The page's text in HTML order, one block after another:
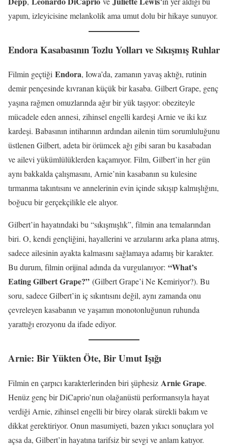
yapım, izleyicisine melankolik ama umut dolu bir hikaye sunuyor.
Endora Kasabasının Tozlu Yolları ve Sıkışmış Ruhlar
Filmin geçtiği Endora, Iowa’da, zamanın yavaş aktığı, rutinin
demir pençesinde kıvranan küçük bir kasaba. Gilbert Grape, genç
yaşına rağmen omuzlarında ağır bir yük taşıyor: obeziteyle
mücadele eden annesi, zihinsel engelli kardeşi Arnie ve iki kız
kardeşi. Babasının intiharının ardından ailenin tüm sorumluluğunu
üstlenen Gilbert, adeta bir örümcek ağı gibi saran bu kasabadan
ve ailevi yükümlülüklerden kaçamıyor. Film, Gilbert’in her gün
aynı bakkalda çalışmasını, Arnie’nin kasabanın su kulesine
tırmanma takıntısını ve annelerinin evin içinde sıkışıp kalmışlığını,
boğucu bir gerçekçilikle ele alıyor.
Gilbert’in hayatındaki bu “sıkışmışlık”, filmin ana temalarından
biri. O, kendi gençliğini, hayallerini ve arzularını arka plana atmış,
sadece ailesinin ayakta kalmasını sağlamaya adamış bir karakter.
Bu durum, filmin orijinal adında da vurgulanıyor: “What’s
Eating Gilbert Grape?” (Gilbert Grape’i Ne Kemiriyor?). Bu
soru, sadece Gilbert’in iç sıkıntısını değil, aynı zamanda onu
çevreleyen kasabanın ve yaşamın monotonluğunun ruhunda
yarattığı erozyonu da ifade ediyor.
Arnie: Bir Yükten Öte, Bir Umut Işığı
Filmin en çarpıcı karakterlerinden biri şüphesiz Arnie Grape.
Henüz genç bir DiCaprio’nun olağanüstü performansıyla hayat
verdiği Arnie, zihinsel engelli bir birey olarak sürekli bakım ve
dikkat gerektiriyor. Onun masumiyeti, bazen yıkıcı sonuçlara yol
açsa da, Gilbert’in hayatına tarifsiz bir sevgi ve anlam katıyor.